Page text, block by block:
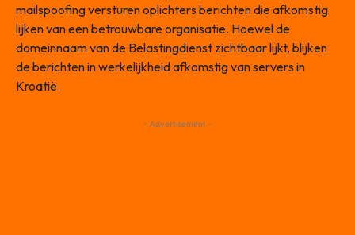
mailspoofing versturen oplichters berichten die afkomstig
lijken van een betrouwbare organisatie. Hoewel de
domeinnaam van de Belastingdienst zichtbaar lijkt, blijken
de berichten in werkelijkheid afkomstig van servers in
Kroatië.
- Advertisement -